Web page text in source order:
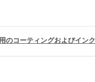
のコーティングおよびインク